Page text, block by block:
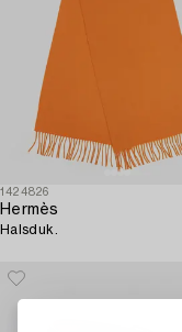
1424826
Hermès
Halsduk.